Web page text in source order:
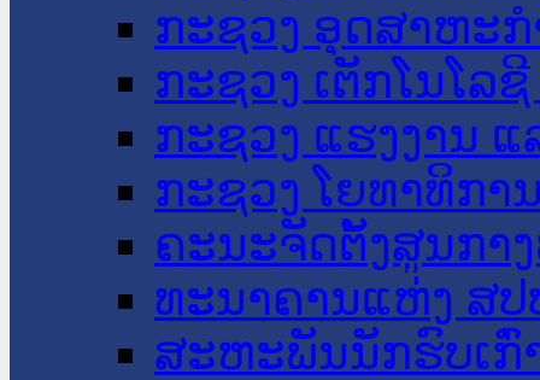
ກະຊວງ ອຸດສາຫະ
ກະຊວງ ເຕັກໂນໂລ
ກະຊວງ ແຮງງານ
ກະຊວງ ໂຍທາທິກາ
ຄະນະຈັດຕັ້ງສູນກາ
ທະນາຄານແຫ່ງ ສປ
ສະຫະພັນນັກຮົບເກົ່